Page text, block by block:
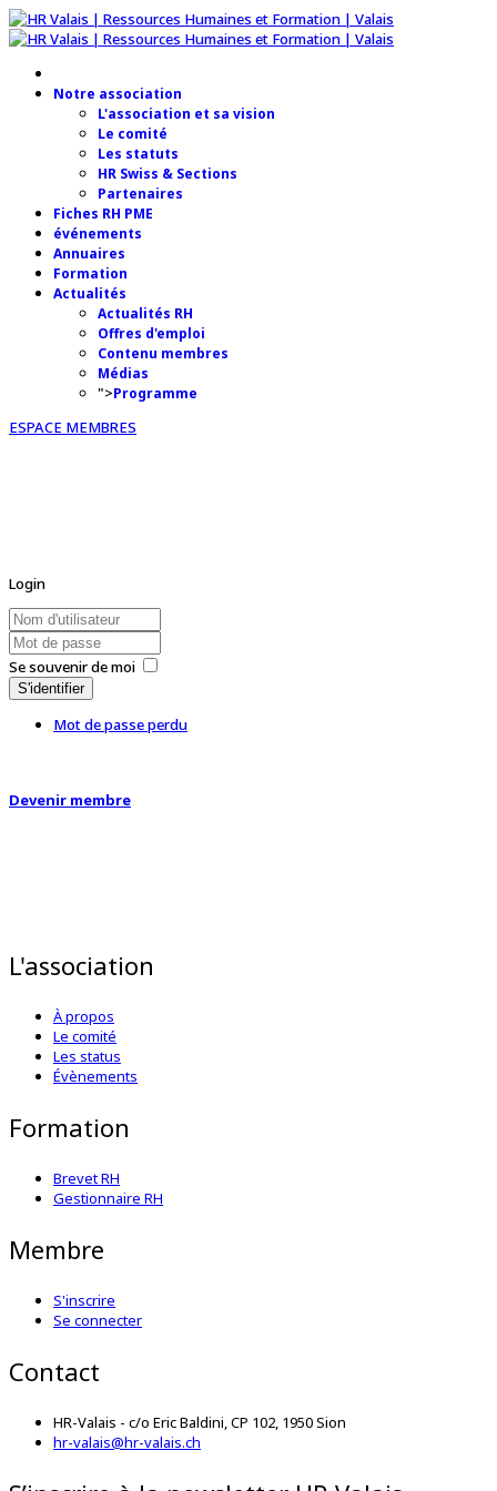
Notre association
L'association et sa vision
Le comité
Les statuts
HR Swiss & Sections
Partenaires
Fiches RH PME
événements
Annuaires
Formation
Actualités
Actualités RH
Offres d'emploi
Contenu membres
Médias
">Programme
ESPACE MEMBRES
Login
Se souvenir de moi
S'identifier
Mot de passe perdu
Devenir membre
L'association
À propos
Le comité
Les status
Évènements
Formation
Brevet RH
Gestionnaire RH
Membre
S'inscrire
Se connecter
Contact
HR-Valais - c/o Eric Baldini, CP 102, 1950 Sion
hr-valais@hr-valais.ch